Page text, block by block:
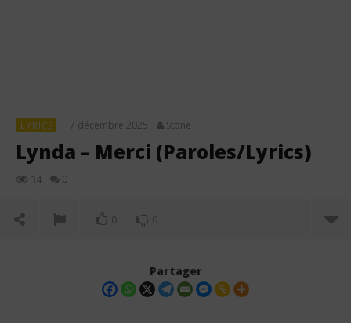
LYRICS 7 décembre 2025 Stone
Lynda – Merci (Paroles/Lyrics)
34 0
0 0
Partager